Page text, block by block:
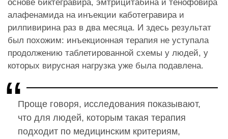
основе биктегравира, эмтрицитабина и тенофовира
алафенамида на инъекции каботегравира и
рилпивирина раз в два месяца. И здесь результат
был похожим: инъекционная терапия не уступала
продолжению таблетированной схемы у людей, у
которых вирусная нагрузка уже была подавлена.
Проще говоря, исследования показывают,
что для людей, которым такая терапия
подходит по медицинским критериям,